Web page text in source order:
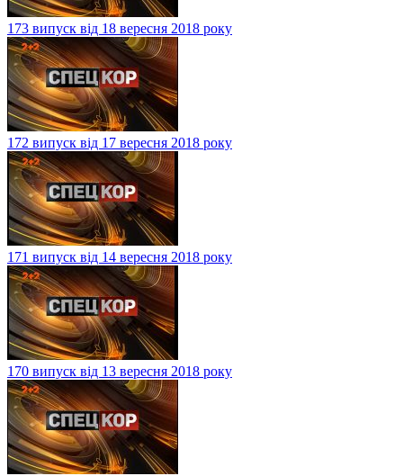
173 випуск від 18 вересня 2018 року
172 випуск від 17 вересня 2018 року
171 випуск від 14 вересня 2018 року
170 випуск від 13 вересня 2018 року